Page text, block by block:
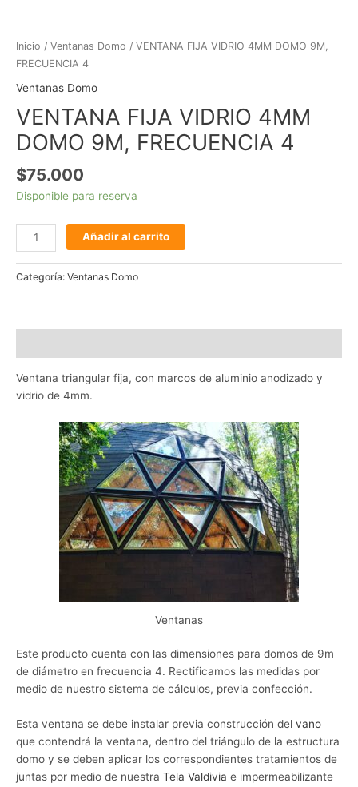
Inicio / Ventanas Domo / VENTANA FIJA VIDRIO 4MM DOMO 9M,
FRECUENCIA 4
Ventanas Domo
VENTANA FIJA VIDRIO 4MM
DOMO 9M, FRECUENCIA 4
$75.000
Disponible para reserva
Añadir al carrito
Categoría: Ventanas Domo
Ventana triangular fija, con marcos de aluminio anodizado y
vidrio de 4mm.
Ventanas
Este producto cuenta con las dimensiones para domos de 9m
de diámetro en frecuencia 4. Rectificamos las medidas por
medio de nuestro sistema de cálculos, previa confección.
Esta ventana se debe instalar previa construcción del vano
que contendrá la ventana, dentro del triángulo de la estructura
domo y se deben aplicar los correspondientes tratamientos de
juntas por medio de nuestra Tela Valdivia e impermeabilizante